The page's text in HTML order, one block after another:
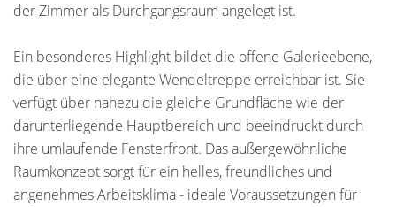
der Zimmer als Durchgangsraum angelegt ist.
Ein besonderes Highlight bildet die offene Galerieebene,
die über eine elegante Wendeltreppe erreichbar ist. Sie
verfügt über nahezu die gleiche Grundfläche wie der
darunterliegende Hauptbereich und beeindruckt durch
ihre umlaufende Fensterfront. Das außergewöhnliche
Raumkonzept sorgt für ein helles, freundliches und
angenehmes Arbeitsklima - ideale Voraussetzungen für